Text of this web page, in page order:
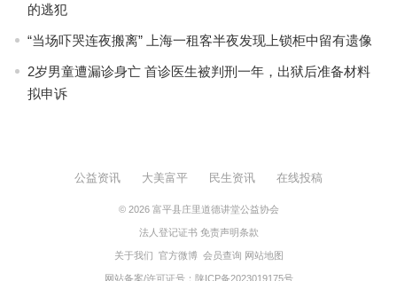
的逃犯
“当场吓哭连夜搬离” 上海一租客半夜发现上锁柜中留有遗像
2岁男童遭漏诊身亡 首诊医生被判刑一年，出狱后准备材料
拟申诉
公益资讯 大美富平 民生资讯 在线投稿
© 2026 富平县庄里道德讲堂公益协会
法人登记证书 免责声明条款
关于我们 官方微博 会员查询 网站地图
网站备案/许可证号： 陕ICP备2023019175号